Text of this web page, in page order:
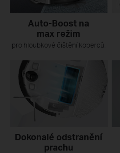
Auto-Boost na
max režim
pro hloubkové čištění koberců.
Dokonalé odstranění
prachu